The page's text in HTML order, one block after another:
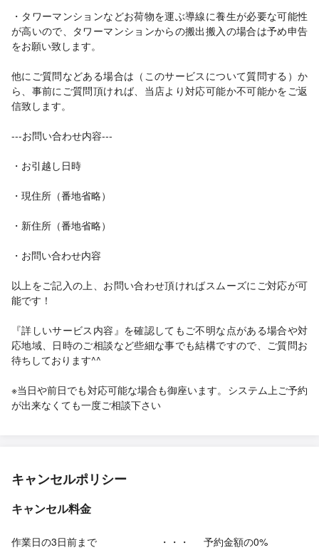
・タワーマンションなどお荷物を運ぶ導線に養生が必要な可能性
が高いので、タワーマンションからの搬出搬入の場合は予め申告
をお願い致します。
他にご質問などある場合は（このサービスについて質問する）か
ら、事前にご質問頂ければ、当店より対応可能か不可能かをご返
信致します。
---お問い合わせ内容---
・お引越し日時
・現住所（番地省略）
・新住所（番地省略）
・お問い合わせ内容
以上をご記入の上、お問い合わせ頂ければスムーズにご対応が可
能です！
『詳しいサービス内容』を確認してもご不明な点がある場合や対
応地域、日時のご相談など些細な事でも結構ですので、ご質問お
待ちしております^^
※当日や前日でも対応可能な場合も御座います。システム上ご予約
が出来なくても一度ご相談下さい
キャンセルポリシー
キャンセル料金
作業日の3日前まで ・・・
予約金額の0%